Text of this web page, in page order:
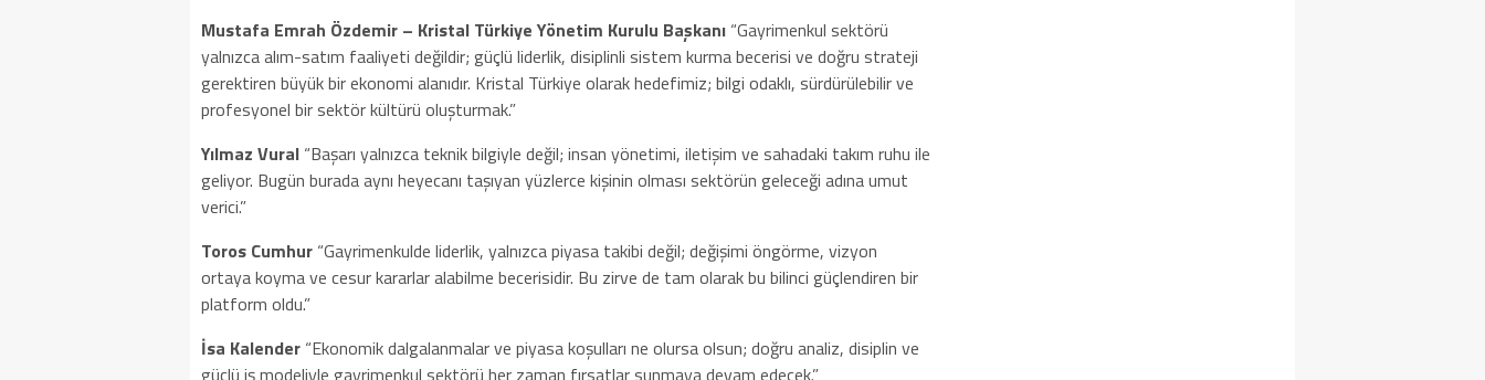
Mustafa Emrah Özdemir – Kristal Türkiye Yönetim Kurulu Başkanı “Gayrimenkul sektörü
yalnızca alım-satım faaliyeti değildir; güçlü liderlik, disiplinli sistem kurma becerisi ve doğru strateji
gerektiren büyük bir ekonomi alanıdır. Kristal Türkiye olarak hedefimiz; bilgi odaklı, sürdürülebilir ve
profesyonel bir sektör kültürü oluşturmak.”
Yılmaz Vural “Başarı yalnızca teknik bilgiyle değil; insan yönetimi, iletişim ve sahadaki takım ruhu ile
geliyor. Bugün burada aynı heyecanı taşıyan yüzlerce kişinin olması sektörün geleceği adına umut
verici.”
Toros Cumhur “Gayrimenkulde liderlik, yalnızca piyasa takibi değil; değişimi öngörme, vizyon
ortaya koyma ve cesur kararlar alabilme becerisidir. Bu zirve de tam olarak bu bilinci güçlendiren bir
platform oldu.”
İsa Kalender “Ekonomik dalgalanmalar ve piyasa koşulları ne olursa olsun; doğru analiz, disiplin ve
güçlü iş modeliyle gayrimenkul sektörü her zaman fırsatlar sunmaya devam edecek.”